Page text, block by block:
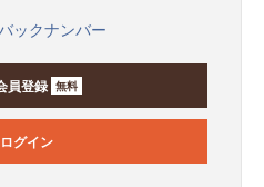
ックナンバー
員登録 無料
ログイン